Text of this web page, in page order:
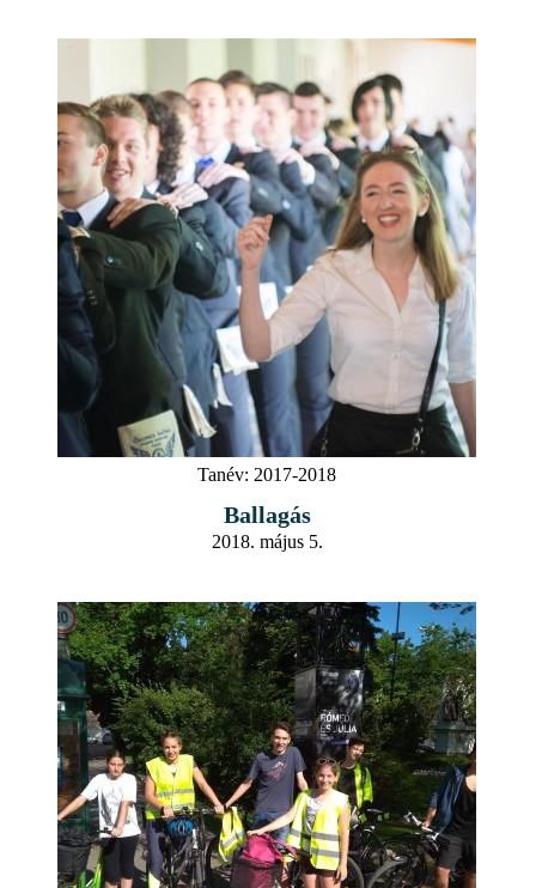
Tanév: 2017-2018
Ballagás
2018. május 5.